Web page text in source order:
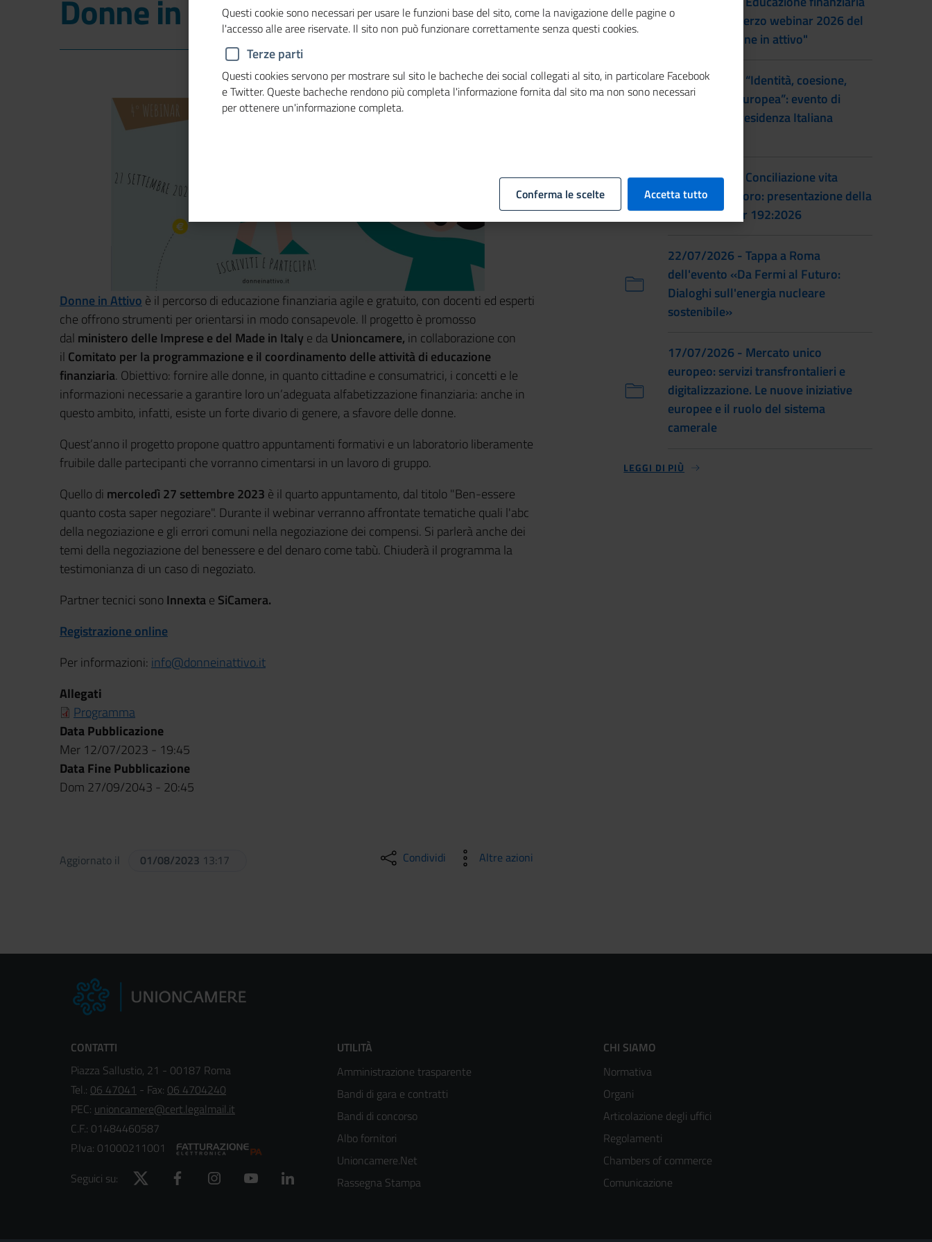
Donne in attivo
Donne in Attivo è il percorso di educazione finanziaria agile e gratuito, con docenti ed esperti
che offrono strumenti per orientarsi in modo consapevole. Il progetto è promosso
dal ministero delle Imprese e del Made in Italy e daUnioncamere, in collaborazione con
il Comitato per la programmazione e il coordinamento delle attività di educazione
finanziaria. Obiettivo: fornire alle donne, in quanto cittadine e consumatrici, i concetti e le
informazioni necessarie a garantire loro un’adeguata alfabetizzazione finanziaria: anche in
questo ambito, infatti, esiste un forte divario di genere, a sfavore delle donne.
Quest’anno il progetto propone quattro appuntamenti formativi e un laboratorio liberamente
fruibile dalle partecipanti che vorranno cimentarsi in un lavoro di gruppo.
Quello di mercoledì 27 settembre 2023 è il quarto appuntamento, dal titolo "Ben-essere
quanto costa saper negoziare". Durante il webinar verranno affrontate tematiche quali l'abc
della negoziazione e gli errori comuni nella negoziazione dei compensi. Si parlerà anche dei
temi della negoziazione del benessere e del denaro come tabù. Chiuderà il programma la
testimonianza di un caso di negoziato.
Partner tecnici sonoInnextae SiCamera.
Registrazione online
Per informazioni: info@donneinattivo.it
Allegati
Programma
Data Pubblicazione
Mer 12/07/2023 - 19:45
Data Fine Pubblicazione
Dom 27/09/2043 - 20:45
Aggiornato il 01/08/2023 13:17 Condividi Altre azioni
al femminile: terzo webinar 2026 del
progetto "Donne in attivo"
28/07/2026 - “Identità, coesione,
integrazione europea”: evento di
lancio della Presidenza Italiana
22/07/2026 - Conciliazione vita
familiare e lavoro: presentazione della
prassi UNI/Pdr 192:2026
22/07/2026 - Tappa a Roma
dell'evento «Da Fermi al Futuro:
Dialoghi sull'energia nucleare
sostenibile»
17/07/2026 - Mercato unico
europeo: servizi transfrontalieri e
digitalizzazione. Le nuove iniziative
europee e il ruolo del sistema
camerale
LEGGI DI PIÙ
CONTATTI
Piazza Sallustio, 21 - 00187 Roma
Tel.: 06 47041 - Fax: 06 4704240
PEC: unioncamere@cert.legalmail.it
C.F.: 01484460587
P.Iva: 01000211001
Seguici su:
Twitter Facebook Instagram YouTube
Footer
menù
colonna
2
UTILITÀ
Amministrazione trasparente
Bandi di gara e contratti
Bandi di concorso
Albo fornitori
Unioncamere.Net
Rassegna Stampa
Footer
menù
colonna
3
CHI SIAMO
Normativa
Organi
Articolazione degli uffici
Regolamenti
Chambers of commerce
Comunicazione
Questi cookie sono necessari per usare le funzioni base del sito, come la navigazione delle pagine o
l'accesso alle aree riservate. Il sito non può funzionare correttamente senza questi cookies.
Terze parti
Questi cookies servono per mostrare sul sito le bacheche dei social collegati al sito, in particolare Facebook
e Twitter. Queste bacheche rendono più completa l'informazione fornita dal sito ma non sono necessari
per ottenere un'informazione completa.
Conferma le scelte Accetta tutto